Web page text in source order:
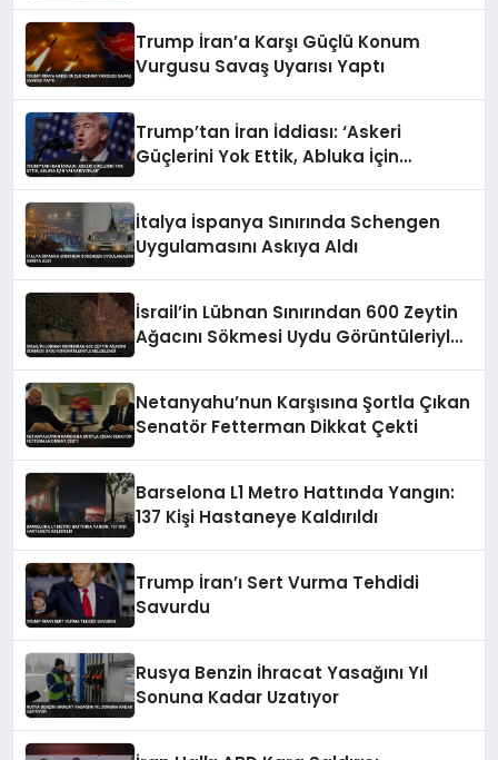
Trump İran’a Karşı Güçlü Konum
Vurgusu Savaş Uyarısı Yaptı
Trump’tan İran İddiası: ‘Askeri
Güçlerini Yok Ettik, Abluka İçin
İtalya İspanya Sınırında Schengen
Uygulamasını Askıya Aldı
İsrail’in Lübnan Sınırından 600 Zeytin
Ağacını Sökmesi Uydu Görüntüleriyle
Netanyahu’nun Karşısına Şortla Çıkan
Senatör Fetterman Dikkat Çekti
Barselona L1 Metro Hattında Yangın:
137 Kişi Hastaneye Kaldırıldı
Trump İran’ı Sert Vurma Tehdidi
Savurdu
Rusya Benzin İhracat Yasağını Yıl
Sonuna Kadar Uzatıyor